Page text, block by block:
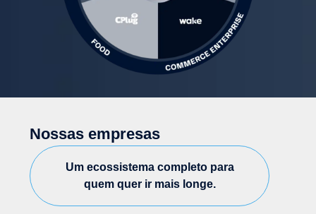
Nossas empresas
Um ecossistema completo para
quem quer ir mais longe.